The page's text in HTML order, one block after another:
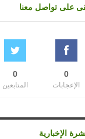
على تواصل معنا
0
الإعجابات
0
المتابعين
الإخبارية